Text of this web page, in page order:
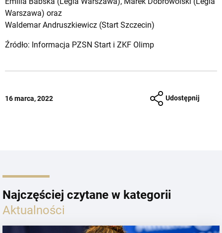
Warszawa) oraz
Waldemar Andruszkiewicz (Start Szczecin)
Źródło: Informacja PZSN Start i ZKF Olimp
16 marca, 2022 Udostępnij
Najczęściej czytane w kategorii
Aktualności